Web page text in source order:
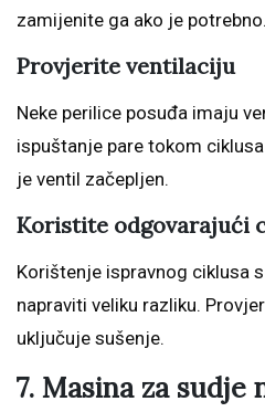
zamijenite ga ako je potrebno.
Provjerite ventilaciju
Neke perilice posuđa imaju
ispuštanje pare tokom
je ventil začepljen.
Koristite odgovarajući
Korištenje ispravnog ciklusa
napraviti veliku razliku.
uključuje sušenje.
7. Masina za